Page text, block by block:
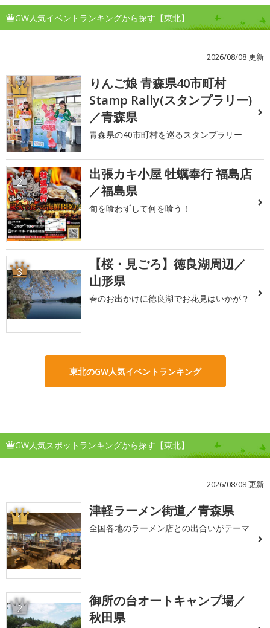
GW人気イベントランキングから探す【東北】
2026/08/08 更新
1
りんご娘 青森県40市町村
Stamp Rally(スタンプラリー)
／青森県
青森県の40市町村を巡るスタンプラリー
2
出張カキ小屋 牡蠣奉行 福島店
／福島県
旬を喰わずして何を喰う！
3
【桜・見ごろ】徳良湖周辺／
山形県
春のお出かけに徳良湖でお花見はいかが？
東北のGW人気イベントランキング
GW人気スポットランキングから探す【東北】
2026/08/08 更新
1 津軽ラーメン街道／青森県
全国各地のラーメン店との出合いがテーマ
2
御所の台オートキャンプ場／
秋田県